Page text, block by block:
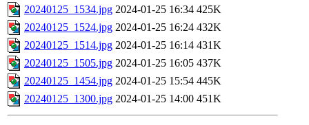
20240125_1534.jpg 2024-01-25 16:34 425K
20240125_1524.jpg 2024-01-25 16:24 432K
20240125_1514.jpg 2024-01-25 16:14 431K
20240125_1505.jpg 2024-01-25 16:05 437K
20240125_1454.jpg 2024-01-25 15:54 445K
20240125_1300.jpg 2024-01-25 14:00 451K